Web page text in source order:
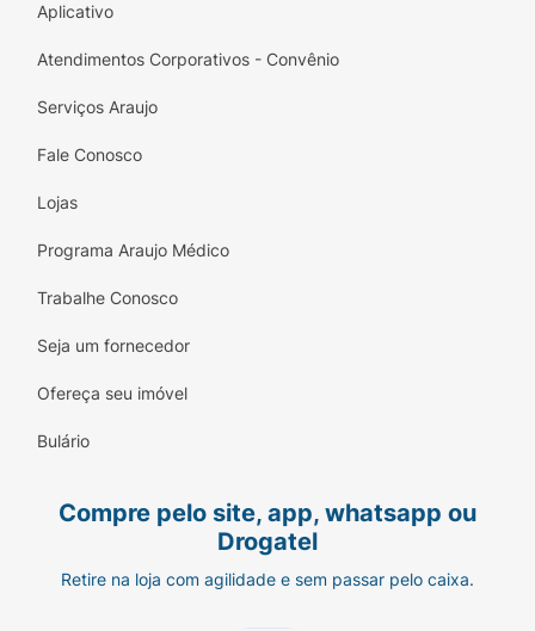
Aplicativo
Atendimentos Corporativos - Convênio
Serviços Araujo
Fale Conosco
Lojas
Programa Araujo Médico
Trabalhe Conosco
Seja um fornecedor
Ofereça seu imóvel
Bulário
Compre pelo site, app, whatsapp ou
Drogatel
Retire na loja com agilidade e sem passar pelo caixa.